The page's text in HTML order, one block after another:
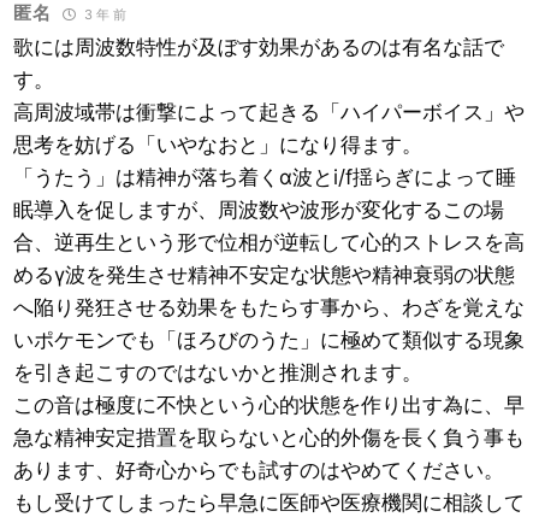
匿名 3 年 前
歌には周波数特性が及ぼす効果があるのは有名な話で
す。
高周波域帯は衝撃によって起きる「ハイパーボイス」や
思考を妨げる「いやなおと」になり得ます。
「うたう」は精神が落ち着くα波とi/f揺らぎによって睡
眠導入を促しますが、周波数や波形が変化するこの場
合、逆再生という形で位相が逆転して心的ストレスを高
めるγ波を発生させ精神不安定な状態や精神衰弱の状態
へ陥り発狂させる効果をもたらす事から、わざを覚えな
いポケモンでも「ほろびのうた」に極めて類似する現象
を引き起こすのではないかと推測されます。
この音は極度に不快という心的状態を作り出す為に、早
急な精神安定措置を取らないと心的外傷を長く負う事も
あります、好奇心からでも試すのはやめてください。
もし受けてしまったら早急に医師や医療機関に相談して